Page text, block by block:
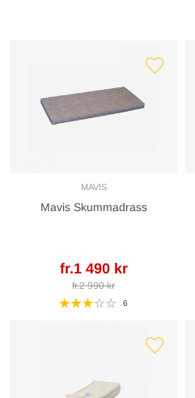
MAVIS
Mavis Skummadrass
fr.1 490 kr
fr.2 990 kr
6